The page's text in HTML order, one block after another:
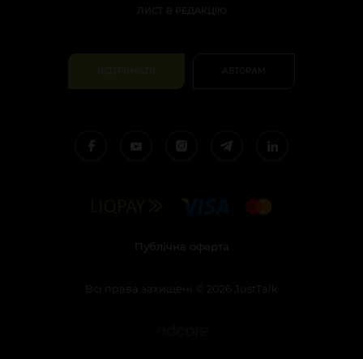
ЛИСТ В РЕДАКЦІЮ
Публічна оферта
Всі права захищені 2026 JustTalk